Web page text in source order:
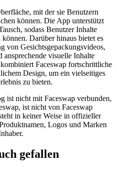
mit der sie Benutzern
können. Die App unterstützt
sodass Benutzer Inhalte
Darüber hinaus bietet es
von Gesichtsgepackungsvideos,
ansprechende visuelle Inhalte
Faceswap fortschrittliche
Design, um ein vielseitiges
zu bieten.
ist nicht mit Faceswap verbunden,
ist nicht von Faceswap
in keiner Weise in offizieller
Logos und Marken
gefallen